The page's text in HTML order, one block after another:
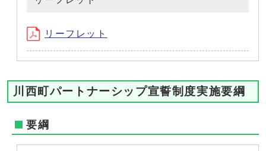
リーフレット
川西町パートナーシップ宣誓制度実施要綱
要綱